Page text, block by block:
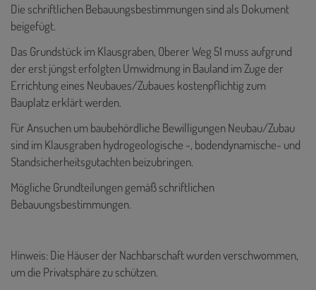
Die schriftlichen Bebauungsbestimmungen sind als Dokument
beigefügt.
Das Grundstück im Klausgraben, Oberer Weg 51 muss aufgrund
der erst jüngst erfolgten Umwidmung in Bauland im Zuge der
Errichtung eines Neubaues/Zubaues kostenpflichtig zum
Bauplatz erklärt werden.
Für Ansuchen um baubehördliche Bewilligungen Neubau/Zubau
sind im Klausgraben hydrogeologische -, bodendynamische- und
Standsicherheitsgutachten beizubringen.
Mögliche Grundteilungen gemäß schriftlichen
Bebauungsbestimmungen.
Hinweis: Die Häuser der Nachbarschaft wurden verschwommen,
um die Privatsphäre zu schützen.